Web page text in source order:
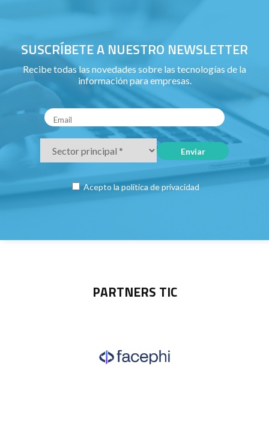
SUSCRÍBETE A NUESTRO NEWSLETTER
Recibe todas las novedades sobre las tecnologías de la
información para empresas.
Acepto la política de privacidad
PARTNERS TIC